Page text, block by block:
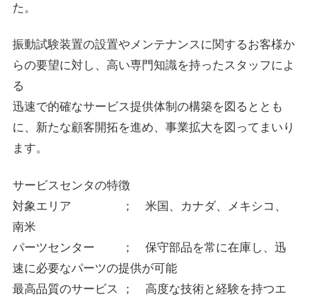
た。
振動試験装置の設置やメンテナンスに関するお客様か
らの要望に対し、高い専門知識を持ったスタッフによ
る
迅速で的確なサービス提供体制の構築を図るととも
に、新たな顧客開拓を進め、事業拡大を図ってまいり
ます。
サービスセンタの特徴
対象エリア ； 米国、カナダ、メキシコ、
南米
パーツセンター ； 保守部品を常に在庫し、迅
速に必要なパーツの提供が可能
最高品質のサービス ； 高度な技術と経験を持つエ